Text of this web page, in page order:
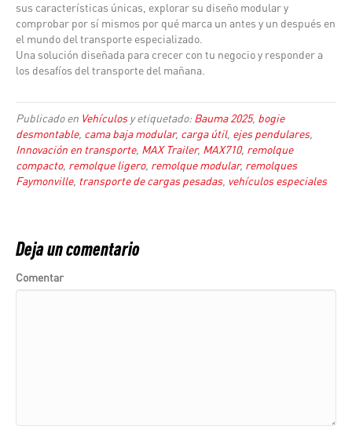
sus características únicas, explorar su diseño modular y
comprobar por sí mismos por qué marca un antes y un después en
el mundo del transporte especializado.
Una solución diseñada para crecer con tu negocio y responder a
los desafíos del transporte del mañana.
Publicado en Vehículosy etiquetado: Bauma 2025, bogie
desmontable, cama baja modular, carga útil, ejes pendulares,
Innovación en transporte, MAX Trailer, MAX710, remolque
compacto, remolque ligero, remolque modular, remolques
Faymonville, transporte de cargas pesadas, vehículos especiales
Deja un comentario
Comentar